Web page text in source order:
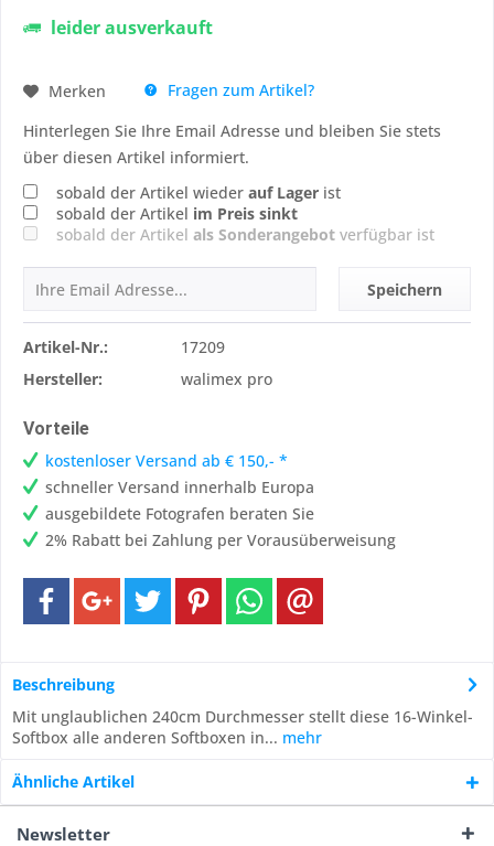
leider ausverkauft
Merken
Fragen zum Artikel?
Hinterlegen Sie Ihre Email Adresse und bleiben Sie stets
über diesen Artikel informiert.
sobald der Artikel wieder auf Lager ist
sobald der Artikel im Preis sinkt
sobald der Artikel als Sonderangebot verfügbar ist
Speichern
Artikel-Nr.:
17209
Hersteller:
walimex pro
Vorteile
kostenloser Versand ab € 150,- *
schneller Versand innerhalb Europa
ausgebildete Fotografen beraten Sie
2% Rabatt bei Zahlung per Vorausüberweisung
Beschreibung
Mit unglaublichen 240cm Durchmesser stellt diese 16-Winkel-
Softbox alle anderen Softboxen in... mehr
Ähnliche Artikel
Newsletter